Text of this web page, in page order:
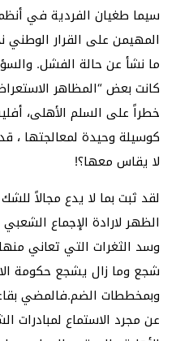
سيما طغيان الفردية في
المهيمن على القرار الوطني
ما نشأ عن حالة الفشل.
كانت بعض “المظاهر
خطراً على السلم الأهلى،
كوسيلة وحيدة لمعالجتها ،
لا يقاس معها؟!
لقد ثبت بما لا يدع مجالاً
الظهر لارادة الإجماع
وسد الثغرات التي تعاني
شجع وما زال يشجع حكومة
وبمخططات الضم.فالمضي
عن مجرد الاستماع لمبادرات